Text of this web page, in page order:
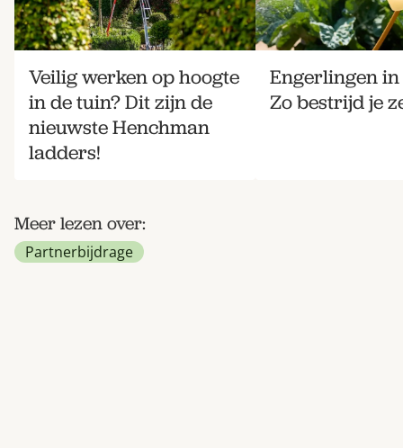
Veilig werken op hoogte
in de tuin? Dit zijn de
nieuwste Henchman
ladders!
Engerlingen
Zo bestrijd je
Meer lezen over:
Partnerbijdrage